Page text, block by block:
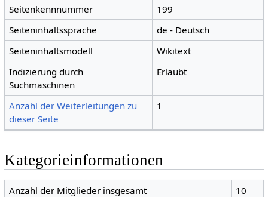
Seitenkennnummer
199
Seiteninhaltssprache
de - Deutsch
Seiteninhaltsmodell
Wikitext
Indizierung durch
Suchmaschinen
Erlaubt
Anzahl der Weiterleitungen zu
dieser Seite
1
Kategorieinformationen
Anzahl der Mitglieder insgesamt
10